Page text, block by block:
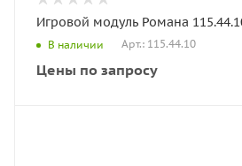
Игровой модуль Романа
В наличии Арт.: 115.44.10
Цены по запросу